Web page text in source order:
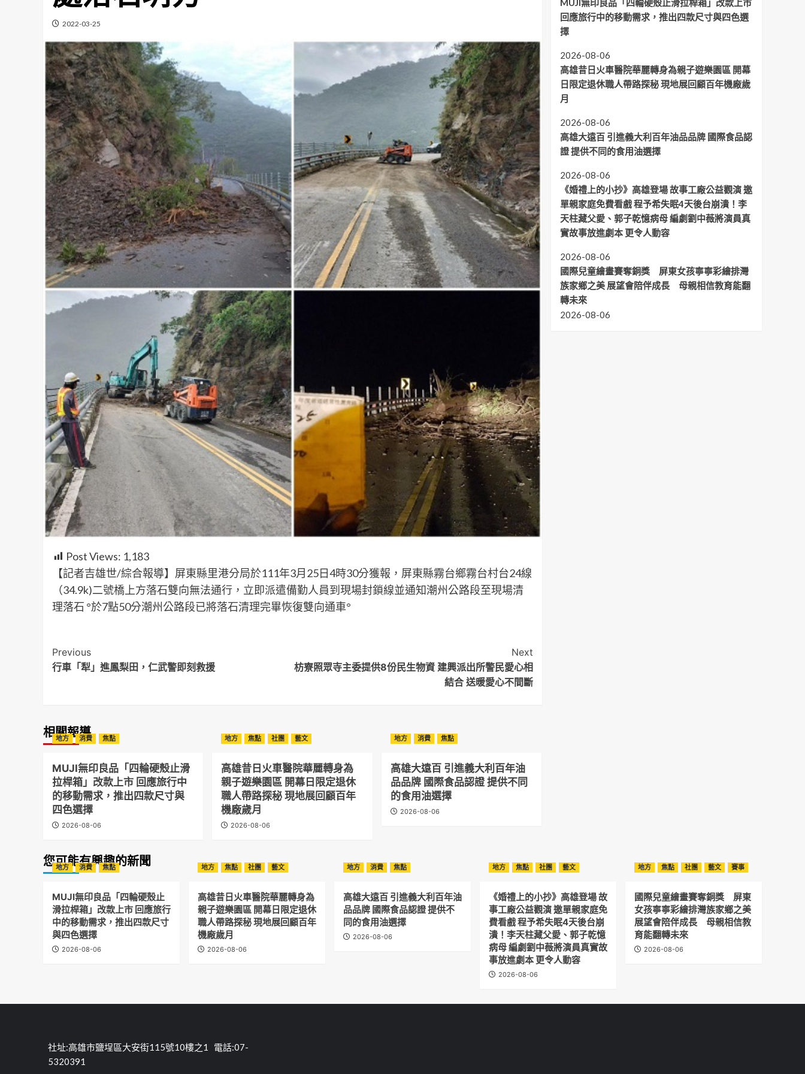
2022-03-25
Post Views: 1,183
【記者吉雄世/綜合報導】屏東縣里港分局於111年3月25日4時30分獲報，屏東縣霧台鄉霧台村台24線
（34.9k)二號橋上方落石雙向無法通行，立即派遣備勤人員到現場封鎖線並通知潮州公路段至現場清
理落石 °於7點50分潮州公路段已將落石清理完畢恢復雙向通車°
Post
Navigation
Previous
行車「犁」進鳳梨田，仁武警即刻救援
Next
枋寮照眾寺主委提供8份民生物資 建興派出所警民愛心相
結合 送暖愛心不間斷
相關報導
地方 消費 焦點
MUJI無印良品「四輪硬殼止滑
拉桿箱」改款上市 回應旅行中
的移動需求，推出四款尺寸與
四色選擇
2026-08-06
地方 焦點 社團 藝文
高雄昔日火車醫院華麗轉身為
親子遊樂園區 開幕日限定退休
職人帶路探秘 現地展回顧百年
機廠歲月
2026-08-06
地方 消費 焦點
高雄大遠百 引進義大利百年油
品品牌 國際食品認證 提供不同
的食用油選擇
2026-08-06
MUJI無印良品「四輪硬殼止滑拉桿箱」改款上市
回應旅行中的移動需求，推出四款尺寸與四色選
擇
2026-08-06
高雄昔日火車醫院華麗轉身為親子遊樂園區 開幕
日限定退休職人帶路探秘 現地展回顧百年機廠歲
月
2026-08-06
高雄大遠百 引進義大利百年油品品牌 國際食品認
證 提供不同的食用油選擇
2026-08-06
《婚禮上的小抄》高雄登場 故事工廠公益觀演 邀
單親家庭免費看戲 程予希失眠4天後台崩潰！李
天柱藏父愛、郭子乾憶病母 編劇劉中薇將演員真
實故事放進劇本 更令人動容
2026-08-06
國際兒童繪畫賽奪銅獎 屏東女孩寧寧彩繪排灣
族家鄉之美 展望會陪伴成長 母親相信教育能翻
轉未來
2026-08-06
您可能有興趣的新聞
地方 消費 焦點
MUJI無印良品「四輪硬殼止
滑拉桿箱」改款上市 回應旅行
中的移動需求，推出四款尺寸
與四色選擇
2026-08-06
地方 焦點 社團 藝文
高雄昔日火車醫院華麗轉身為
親子遊樂園區 開幕日限定退休
職人帶路探秘 現地展回顧百年
機廠歲月
2026-08-06
地方 消費 焦點
高雄大遠百 引進義大利百年油
品品牌 國際食品認證 提供不
同的食用油選擇
2026-08-06
地方 焦點 社團 藝文
《婚禮上的小抄》高雄登場 故
事工廠公益觀演 邀單親家庭免
費看戲 程予希失眠4天後台崩
潰！李天柱藏父愛、郭子乾憶
病母 編劇劉中薇將演員真實故
事放進劇本 更令人動容
2026-08-06
地方 焦點 社團 藝文 賽事
國際兒童繪畫賽奪銅獎 屏東
女孩寧寧彩繪排灣族家鄉之美
展望會陪伴成長 母親相信教
育能翻轉未來
2026-08-06
社址:高雄市鹽埕區大安街115號10樓之1 電話:07-
5320391